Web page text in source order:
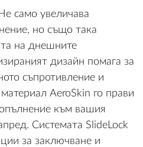
само увеличава
но също така
на днешните
дизайн помага за
съпротивление и
AeroSkin го прави
към вашия
Системата SlideLock
за заключване и